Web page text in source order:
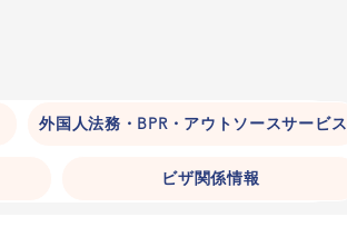
外国人法務・BPR・アウトソースサービス
ビザ関係情報